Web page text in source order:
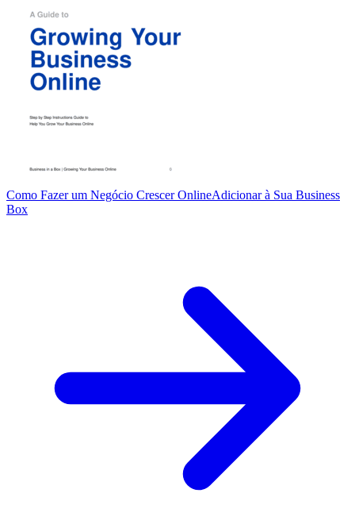
Como Fazer um Negócio Crescer OnlineAdicionar à Sua Business
Box